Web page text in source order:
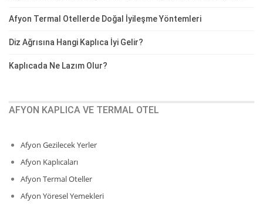
Afyon Termal Otellerde Doğal İyileşme Yöntemleri
Diz Ağrısına Hangi Kaplıca İyi Gelir?
Kaplıcada Ne Lazım Olur?
AFYON KAPLICA VE TERMAL OTEL
Afyon Gezilecek Yerler
Afyon Kaplıcaları
Afyon Termal Oteller
Afyon Yöresel Yemekleri